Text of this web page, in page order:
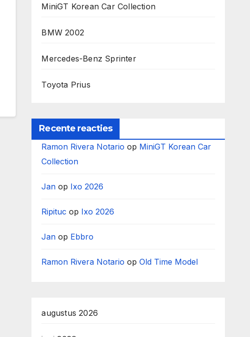
MiniGT Korean Car Collection
BMW 2002
Mercedes-Benz Sprinter
Toyota Prius
Recente reacties
Ramon Rivera Notario op MiniGT Korean Car
Collection
Jan op Ixo 2026
Ripituc op Ixo 2026
Jan op Ebbro
Ramon Rivera Notario opOld Time Model
augustus 2026